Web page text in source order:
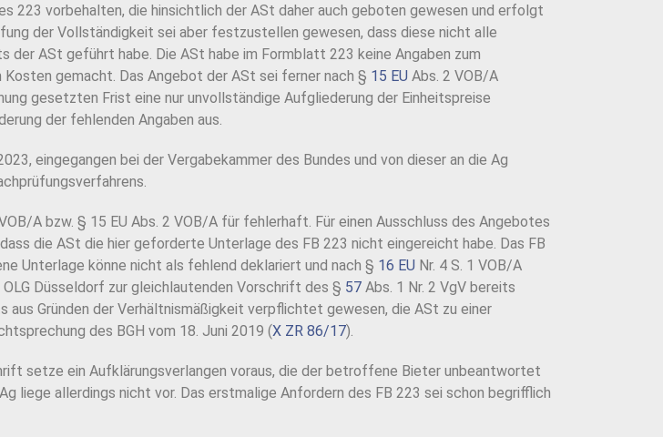
223 vorbehalten, die hinsichtlich der ASt daher auch geboten gewesen und erfolgt
der Vollständigkeit sei aber festzustellen gewesen, dass diese nicht alle
ASt geführt habe. Die ASt habe im Formblatt 223 keine Angaben zum
gemacht. Das Angebot der ASt sei ferner nach § 15 EU Abs. 2 VOB/A
gesetzten Frist eine nur unvollständige Aufgliederung der Einheitspreise
der fehlenden Angaben aus.
eingegangen bei der Vergabekammer des Bundes und von dieser an die Ag
A bzw. § 15 EU Abs. 2 VOB/A für fehlerhaft. Für einen Ausschluss des Angebotes
die ASt die hier geforderte Unterlage des FB 223 nicht eingereicht habe. Das FB
Unterlage könne nicht als fehlend deklariert und nach § 16 EU Nr. 4 S. 1 VOB/A
Düsseldorf zur gleichlautenden Vorschrift des § 57 Abs. 1 Nr. 2 VgV bereits
Gründen der Verhältnismäßigkeit verpflichtet gewesen, die ASt zu einer
des BGH vom 18. Juni 2019 (X ZR 86/17).
setze ein Aufklärungsverlangen voraus, die der betroffene Bieter unbeantwortet
liege allerdings nicht vor. Das erstmalige Anfordern des FB 223 sei schon begrifflich